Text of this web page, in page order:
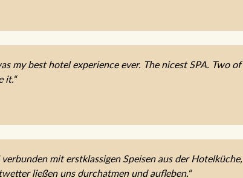
my best hotel experience ever. The nicest SPA. Two of
it.“
mit erstklassigen Speisen aus der
ließen uns durchatmen und aufleben.“